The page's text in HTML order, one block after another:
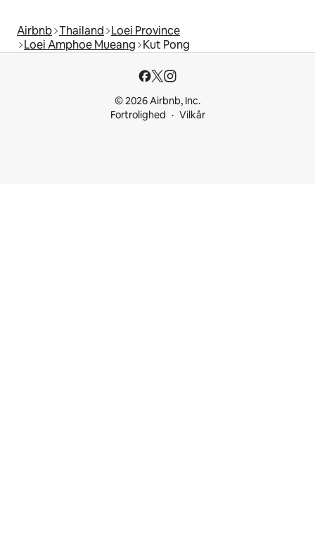
Airbnb Thailand Loei Province
Loei Amphoe Mueang Kut Pong
© 2026 Airbnb, Inc.
Fortrolighed
Vilkår